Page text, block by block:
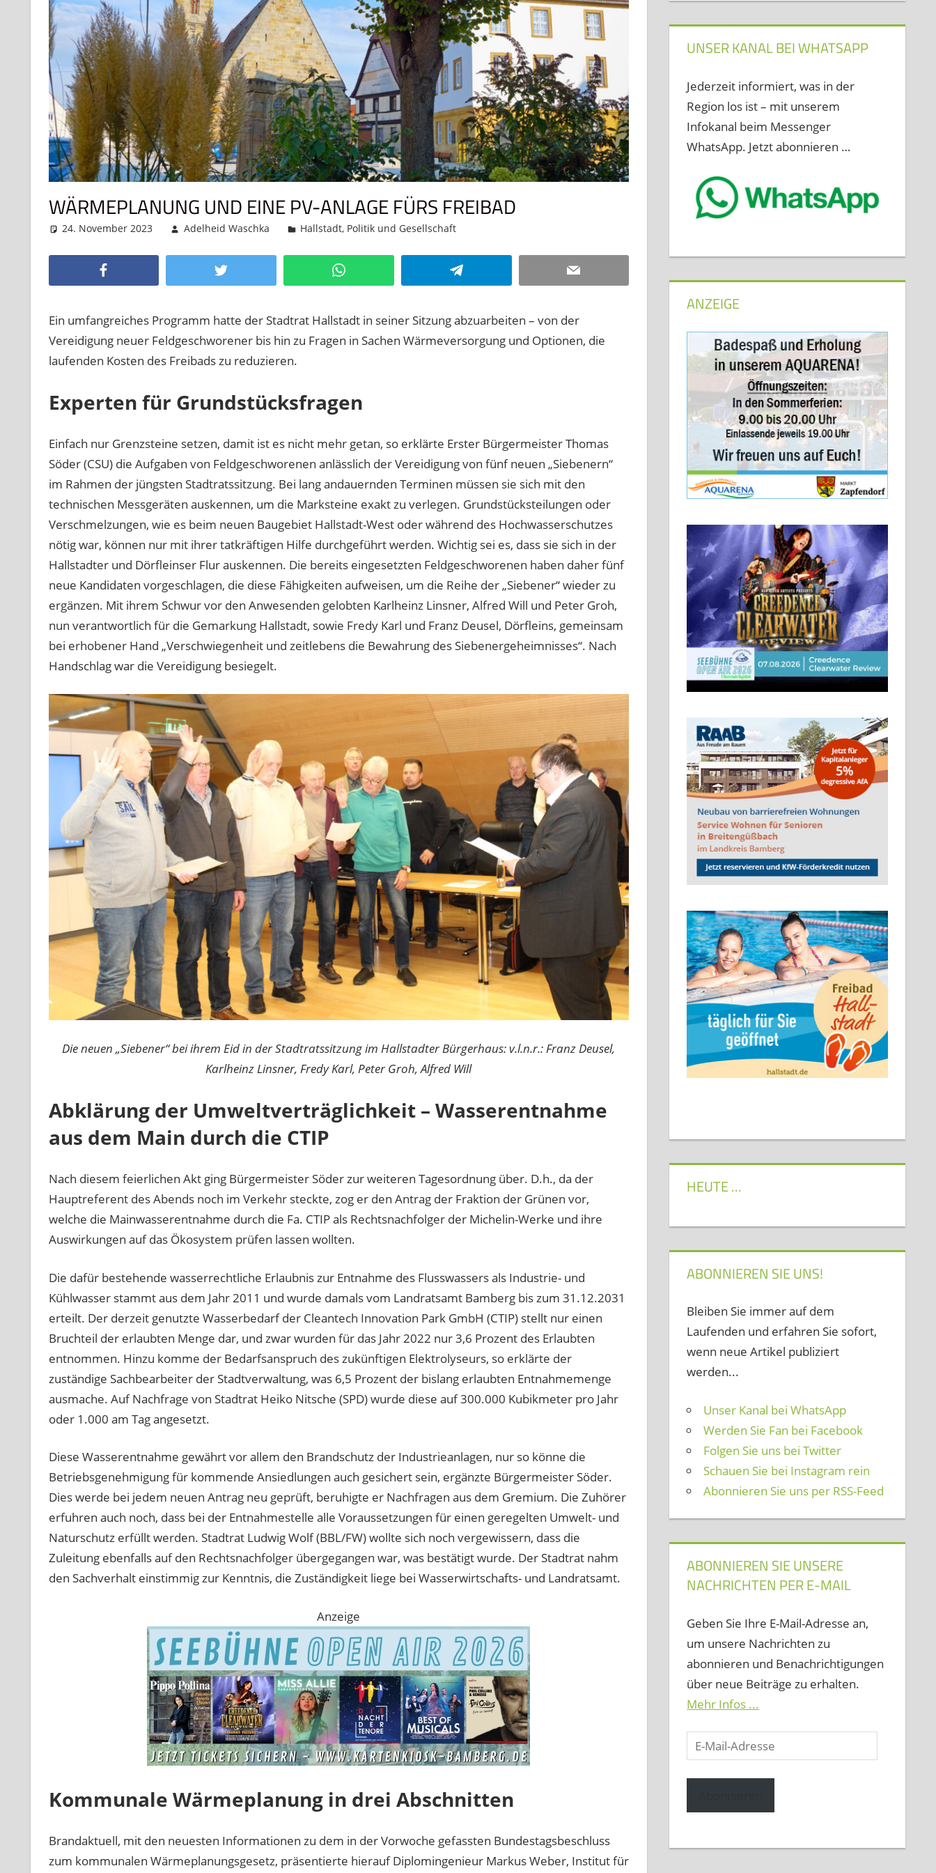
WÄRMEPLANUNG UND EINE PV-ANLAGE FÜRS FREIBAD
24. November 2023 Adelheid Waschka Hallstadt, Politik und Gesellschaft
Twitter WhatsApp Telegram Email
Ein umfangreiches Programm hatte der Stadtrat Hallstadt in seiner Sitzung abzuarbeiten – von der
Vereidigung neuer Feldgeschworener bis hin zu Fragen in Sachen Wärmeversorgung und Optionen, die
laufenden Kosten des Freibads zu reduzieren.
Experten für Grundstücksfragen
Einfach nur Grenzsteine setzen, damit ist es nicht mehr getan, so erklärte Erster Bürgermeister Thomas
Söder (CSU) die Aufgaben von Feldgeschworenen anlässlich der Vereidigung von fünf neuen „Siebenern“
im Rahmen der jüngsten Stadtratssitzung. Bei lang andauernden Terminen müssen sie sich mit den
technischen Messgeräten auskennen, um die Marksteine exakt zu verlegen. Grundstücksteilungen oder
Verschmelzungen, wie es beim neuen Baugebiet Hallstadt-West oder während des Hochwasserschutzes
nötig war, können nur mit ihrer tatkräftigen Hilfe durchgeführt werden. Wichtig sei es, dass sie sich in der
Hallstadter und Dörfleinser Flur auskennen. Die bereits eingesetzten Feldgeschworenen haben daher fünf
neue Kandidaten vorgeschlagen, die diese Fähigkeiten aufweisen, um die Reihe der „Siebener“ wieder zu
ergänzen. Mit ihrem Schwur vor den Anwesenden gelobten Karlheinz Linsner, Alfred Will und Peter Groh,
nun verantwortlich für die Gemarkung Hallstadt, sowie Fredy Karl und Franz Deusel, Dörfleins, gemeinsam
bei erhobener Hand „Verschwiegenheit und zeitlebens die Bewahrung des Siebenergeheimnisses“. Nach
Handschlag war die Vereidigung besiegelt.
Die neuen „Siebener“ bei ihrem Eid in der Stadtratssitzung im Hallstadter Bürgerhaus: v.l.n.r.: Franz Deusel,
Karlheinz Linsner, Fredy Karl, Peter Groh, Alfred Will
Abklärung der Umweltverträglichkeit – Wasserentnahme
aus dem Main durch die CTIP
Nach diesem feierlichen Akt ging Bürgermeister Söder zur weiteren Tagesordnung über. D.h., da der
Hauptreferent des Abends noch im Verkehr steckte, zog er den Antrag der Fraktion der Grünen vor,
welche die Mainwasserentnahme durch die Fa. CTIP als Rechtsnachfolger der Michelin-Werke und ihre
Auswirkungen auf das Ökosystem prüfen lassen wollten.
Die dafür bestehende wasserrechtliche Erlaubnis zur Entnahme des Flusswassers als Industrie- und
Kühlwasser stammt aus dem Jahr 2011 und wurde damals vom Landratsamt Bamberg bis zum 31.12.2031
erteilt. Der derzeit genutzte Wasserbedarf der Cleantech Innovation Park GmbH (CTIP) stellt nur einen
Bruchteil der erlaubten Menge dar, und zwar wurden für das Jahr 2022 nur 3,6 Prozent des Erlaubten
entnommen. Hinzu komme der Bedarfsanspruch des zukünftigen Elektrolyseurs, so erklärte der
zuständige Sachbearbeiter der Stadtverwaltung, was 6,5 Prozent der bislang erlaubten Entnahmemenge
ausmache. Auf Nachfrage von Stadtrat Heiko Nitsche (SPD) wurde diese auf 300.000 Kubikmeter pro Jahr
oder 1.000 am Tag angesetzt.
Diese Wasserentnahme gewährt vor allem den Brandschutz der Industrieanlagen, nur so könne die
Betriebsgenehmigung für kommende Ansiedlungen auch gesichert sein, ergänzte Bürgermeister Söder.
Dies werde bei jedem neuen Antrag neu geprüft, beruhigte er Nachfragen aus dem Gremium. Die Zuhörer
erfuhren auch noch, dass bei der Entnahmestelle alle Voraussetzungen für einen geregelten Umwelt- und
Naturschutz erfüllt werden. Stadtrat Ludwig Wolf (BBL/FW) wollte sich noch vergewissern, dass die
Zuleitung ebenfalls auf den Rechtsnachfolger übergegangen war, was bestätigt wurde. Der Stadtrat nahm
den Sachverhalt einstimmig zur Kenntnis, die Zuständigkeit liege bei Wasserwirtschafts- und Landratsamt.
Anzeige
Kommunale Wärmeplanung in drei Abschnitten
Brandaktuell, mit den neuesten Informationen zu dem in der Vorwoche gefassten Bundestagsbeschluss
zum kommunalen Wärmeplanungsgesetz, präsentierte hierauf Diplomingenieur Markus Weber, Institut für
UNSER KANAL BEI WHATSAPP
Jederzeit informiert, was in der
Region los ist – mit unserem
Infokanal beim Messenger
WhatsApp. Jetzt abonnieren …
ANZEIGE
HEUTE …
ABONNIEREN SIE UNS!
Bleiben Sie immer auf dem
Laufenden und erfahren Sie sofort,
wenn neue Artikel publiziert
werden...
Unser Kanal bei WhatsApp
Werden Sie Fan bei Facebook
Folgen Sie uns bei Twitter
Schauen Sie bei Instagram rein
Abonnieren Sie uns per RSS-Feed
ABONNIEREN SIE UNSERE
NACHRICHTEN PER E-MAIL
Geben Sie Ihre E-Mail-Adresse an,
um unsere Nachrichten zu
abonnieren und Benachrichtigungen
über neue Beiträge zu erhalten.
Mehr Infos ...
E-
Mail-
Adresse